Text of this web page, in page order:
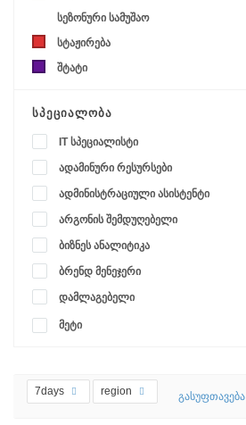
სეზონური სამუშაო
სტაჟირება
შტატი
ᲡᲞᲔᲪᲘᲐᲚᲝᲑᲐ
IT სპეციალისტი
ადამინური რესურსები
ადმინისტრაციული ასისტენტი
არგონის შემდუღებელი
ბიზნეს ანალიტიკა
ბრენდ მენეჯერი
დამლაგებელი
მეტი
7days region გასუფთავება